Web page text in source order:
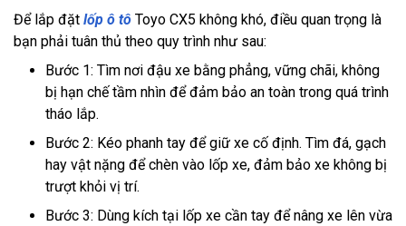
Để lắp đặt lốp ô tô Toyo CX5 không khó, điều quan trọng là
bạn phải tuân thủ theo quy trình như sau:
Bước 1: Tìm nơi đậu xe bằng phẳng, vững chãi, không
bị hạn chế tầm nhìn để đảm bảo an toàn trong quá trình
tháo lắp.
Bước 2: Kéo phanh tay để giữ xe cố định. Tìm đá, gạch
hay vật nặng để chèn vào lốp xe, đảm bảo xe không bị
trượt khỏi vị trí.
Bước 3: Dùng kích tại lốp xe cần tay để nâng xe lên vừa